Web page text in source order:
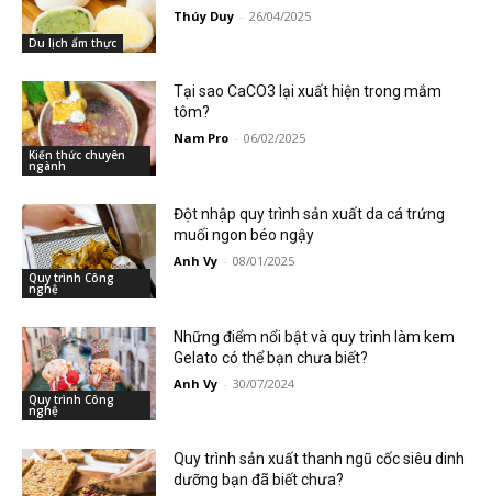
Du lịch ẩm thực
Thúy Duy - 26/04/2025
Kiến thức chuyên
ngành
Tại sao CaCO3 lại xuất hiện trong mắm
tôm?
Nam Pro - 06/02/2025
Quy trình Công
nghệ
Đột nhập quy trình sản xuất da cá trứng
muối ngon béo ngậy
Anh Vy - 08/01/2025
Quy trình Công
nghệ
Những điểm nổi bật và quy trình làm kem
Gelato có thể bạn chưa biết?
Anh Vy - 30/07/2024
Quy trình sản xuất thanh ngũ cốc siêu dinh
dưỡng bạn đã biết chưa?